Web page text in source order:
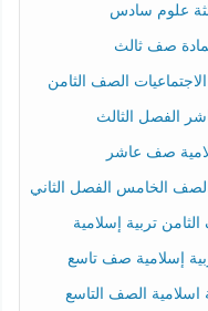
علوم سادس
صف ثالث
الصف الثامن
الفصل الثالث
صف عاشر
الخامس الفصل الثاني
تربية إسلامية
إسلامية صف تاسع